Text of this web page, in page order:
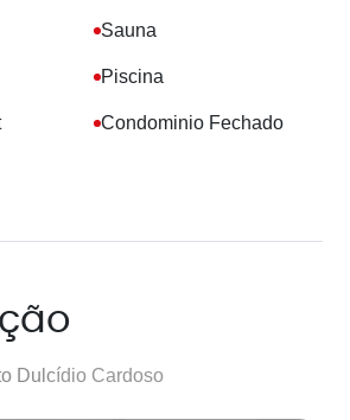
Sauna
Piscina
Condominio Fechado
Dulcídio Cardoso